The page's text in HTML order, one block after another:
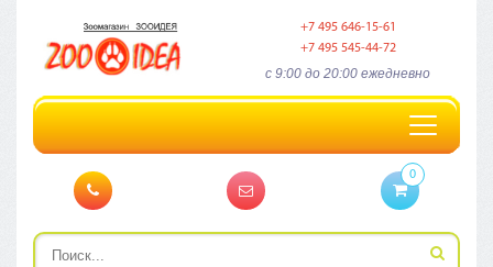
+7 495 646-15-61
+7 495 545-44-72
c 9:00 до 20:00 ежедневно
Toggle
navigation
0